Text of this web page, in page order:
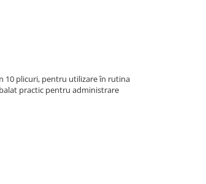
10 plicuri, pentru utilizare în rutina
practic pentru administrare